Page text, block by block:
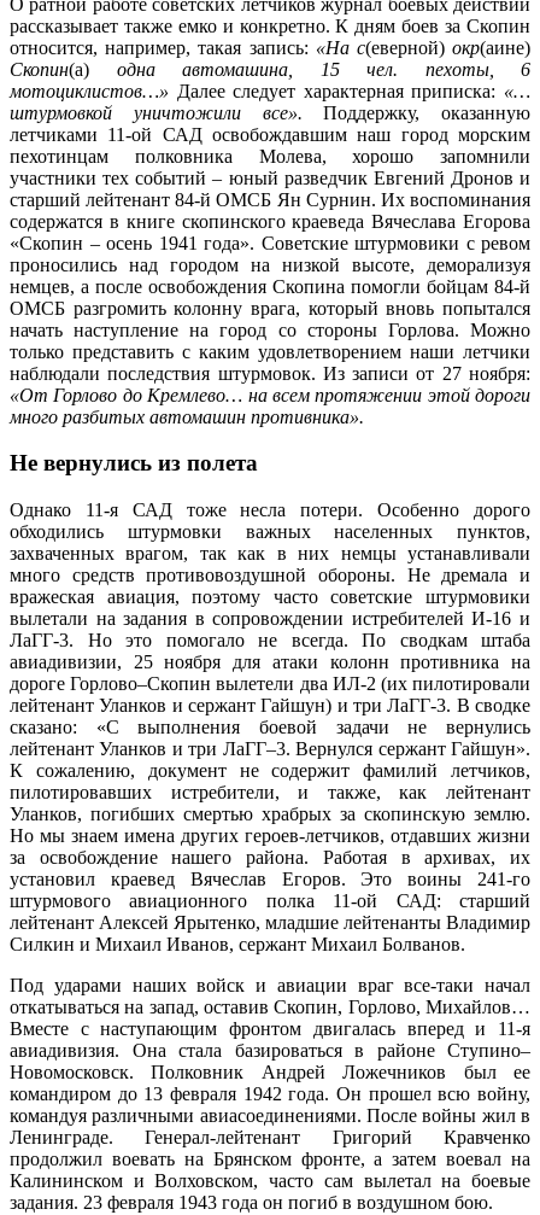
рассказывает также емко и конкретно. К дням боев за Скопин
относится, например, такая запись: «На с(еверной)окр(аине)
Скопин(а) одна автомашина, 15 чел. пехоты, 6
мотоциклистов…» Далее следует характерная приписка: «…
штурмовкой уничтожили все». Поддержку, оказанную
летчиками 11-ой САД освобождавшим наш город морским
пехотинцам полковника Молева, хорошо запомнили
участники тех событий – юный разведчик Евгений Дронов и
старший лейтенант 84-й ОМСБ Ян Сурнин. Их воспоминания
содержатся в книге скопинского краеведа Вячеслава Егорова
«Скопин – осень 1941 года». Советские штурмовики с ревом
проносились над городом на низкой высоте, деморализуя
немцев, а после освобождения Скопина помогли бойцам 84-й
ОМСБ разгромить колонну врага, который вновь попытался
начать наступление на город со стороны Горлова. Можно
только представить с каким удовлетворением наши летчики
наблюдали последствия штурмовок. Из записи от 27 ноября:
«От Горлово до Кремлево… на всем протяжении этой дороги
много разбитых автомашин противника».
Не вернулись из полета
Однако 11-я САД тоже несла потери. Особенно дорого
обходились штурмовки важных населенных пунктов,
захваченных врагом, так как в них немцы устанавливали
много средств противовоздушной обороны. Не дремала и
вражеская авиация, поэтому часто советские штурмовики
вылетали на задания в сопровождении истребителей И-16 и
ЛаГГ-3. Но это помогало не всегда. По сводкам штаба
авиадивизии, 25 ноября для атаки колонн противника на
дороге Горлово–Скопин вылетели два ИЛ-2 (их пилотировали
лейтенант Уланков и сержант Гайшун) и три ЛаГГ-3. В сводке
сказано: «С выполнения боевой задачи не вернулись
лейтенант Уланков и три ЛаГГ–3. Вернулся сержант Гайшун».
К сожалению, документ не содержит фамилий летчиков,
пилотировавших истребители, и также, как лейтенант
Уланков, погибших смертью храбрых за скопинскую землю.
Но мы знаем имена других героев-летчиков, отдавших жизни
за освобождение нашего района. Работая в архивах, их
установил краевед Вячеслав Егоров. Это воины 241-го
штурмового авиационного полка 11-ой САД: старший
лейтенант Алексей Ярытенко, младшие лейтенанты Владимир
Силкин и Михаил Иванов, сержант Михаил Болванов.
Под ударами наших войск и авиации враг все-таки начал
откатываться на запад, оставив Скопин, Горлово, Михайлов…
Вместе с наступающим фронтом двигалась вперед и 11-я
авиадивизия. Она стала базироваться в районе Ступино–
Новомосковск. Полковник Андрей Ложечников был ее
командиром до 13 февраля 1942 года. Он прошел всю войну,
командуя различными авиасоединениями. После войны жил в
Ленинграде. Генерал-лейтенант Григорий Кравченко
продолжил воевать на Брянском фронте, а затем воевал на
Калининском и Волховском, часто сам вылетал на боевые
задания. 23 февраля 1943 года он погиб в воздушном бою.